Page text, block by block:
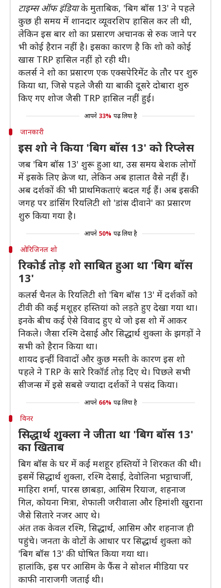
टाइम्स ऑफ इंडियाके मुताबिक, 'बिग बॉस 13' ने पहले
कुछ ही समय में शानदार व्यूवरशिप हासिल कर ली थी,
लेकिन इस बार शो का प्रसारण अचानक से रुक जाने पर
भी कोई हैरान नहीं है। इसका कारण है कि शो को कोई
खास TRP हासिल नहीं हो रही थी।
कलर्स ने शो का प्रसारण एक एक्सपेरिमेंट के तौर पर शुरु
किया था, जिसे पहले जैसी या बाकी दूसरे दोबारा शुरु
किए गए शोज जैसी TRP हासिल नहीं हुई।
आपने 33% पढ़ लिया है
जानकारी
इस शो ने किया 'बिग बॉस 13' को रिप्लेस
जब 'बिग बॉस 13' शुरू हुआ था, उस समय बेशक लोगों
में इसके लिए क्रेज था, लेकिन अब हालात वैसे नहीं हैं।
अब दर्शकों की भी प्राथमिकताएं बदल गई हैं। अब इसकी
जगह पर डांसिंग रियलिटी शो 'डांस दीवाने' का प्रसारण
शुरु किया गया है।
आपने 50% पढ़ लिया है
ओरिजिनल शो
रिकोर्ड तोड़ शो साबित हुआ था 'बिग बॉस
13'
कलर्स चैनल के रियलिटी शो 'बिग बॉस 13' में दर्शकों को
टीवी की कई मशूहर हस्तियां को लड़ते हुए देखा गया था।
इनके बीच कई ऐसे विवाद हुए थे जो इस शो में आकर
निकले। जैसा रश्मि देसाई और सिद्धार्थ शुक्ला के झगड़ों ने
सभी को हैरान किया था।
शायद इन्हीं विवादों और कुछ मस्ती के कारण इस शो
पहले ने TRP के सारे रिकॉर्ड तोड़ दिए थे। पिछले सभी
सीजन्स में इसे सबसे ज्यादा दर्शकों ने पसंद किया।
आपने 66% पढ़ लिया है
विनर
सिद्धार्थ शुक्ला ने जीता था 'बिग बॉस 13'
का खिताब
बिग बॉस के घर में कई मशहूर हस्तियों ने शिरकत की थी।
इसमें सिद्धार्थ शुक्ला, रश्मि देसाई, देवोलिना भट्टाचार्जी,
माहिरा शर्मा, पारस छाबड़ा, आसिम रियाज, शहनाज
गिल, कोयना मित्रा, शेफाली जरीवाला और हिमांशी खुराना
जैसे सितारे नजर आए थे।
अंत तक केवल रश्मि, सिद्धार्थ, आसिम और शहनाज ही
पहुंचे। जनता के वोटों के आधार पर सिद्धार्थ शुक्ला को
'बिग बॉस 13' की घोषित किया गया था।
हालांकि, इस पर आसिम के फैंस ने सोशल मीडिया पर
काफी नाराजगी जताई थी।